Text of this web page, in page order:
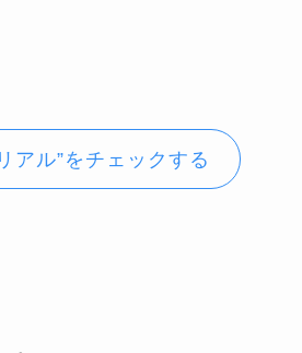
アル”をチェックする